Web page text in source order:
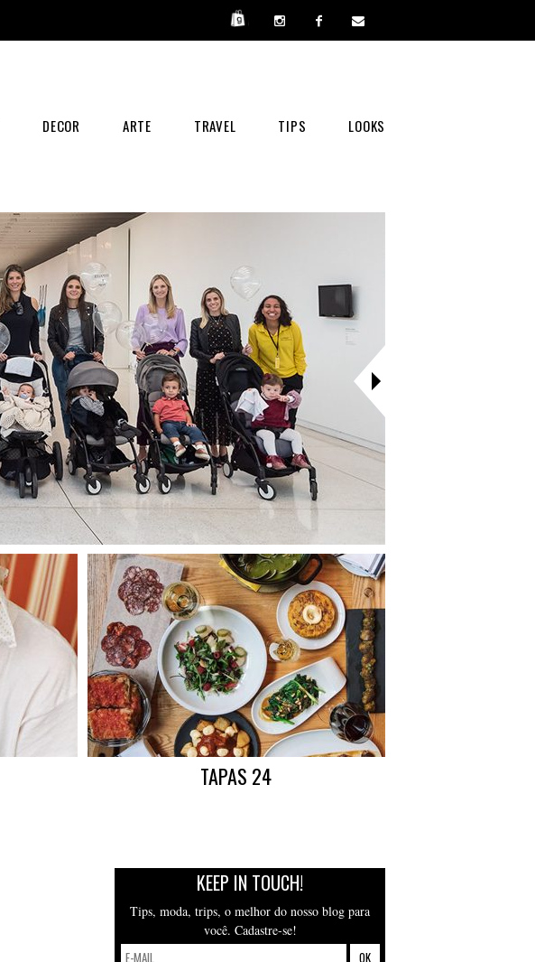
DECOR ARTE TRAVEL TIPS LOOKS
TAPAS 24
KEEP IN TOUCH!
Tips, moda, trips, o melhor do nosso blog para
você. Cadastre-se!